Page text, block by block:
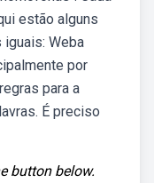
estão alguns
Weba
por
para a
É preciso
button below.